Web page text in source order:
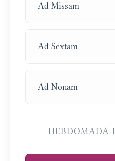
Ad Missam
Ad Sextam
Ad Nonam
HEBDOMADA